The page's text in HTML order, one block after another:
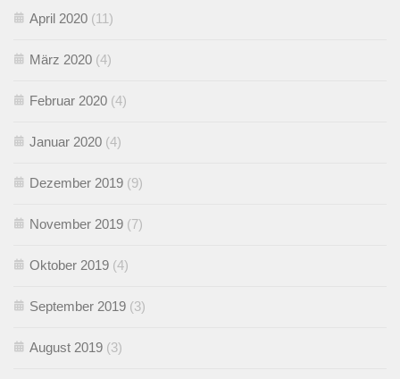
April 2020 (11)
März 2020 (4)
Februar 2020 (4)
Januar 2020 (4)
Dezember 2019 (9)
November 2019 (7)
Oktober 2019 (4)
September 2019 (3)
August 2019 (3)